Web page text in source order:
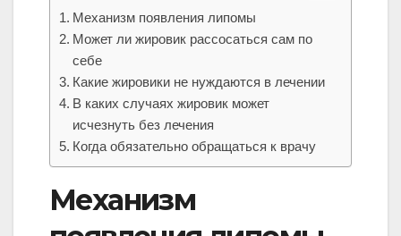
Механизм появления липомы
Может ли жировик рассосаться сам по
себе
Какие жировики не нуждаются в лечении
В каких случаях жировик может
исчезнуть без лечения
Когда обязательно обращаться к врачу
Механизм